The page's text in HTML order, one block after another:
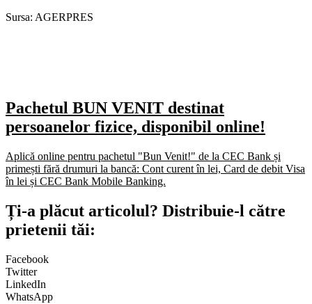
Sursa: AGERPRES
Pachetul BUN VENIT destinat
persoanelor fizice, disponibil online!
Aplică online pentru pachetul "Bun Venit!" de la CEC Bank și
primești fără drumuri la bancă: Cont curent în lei, Card de debit Visa
în lei și CEC Bank Mobile Banking.​
Ți-a plăcut articolul? Distribuie-l către
prietenii tăi:
Facebook
Twitter
LinkedIn
WhatsApp